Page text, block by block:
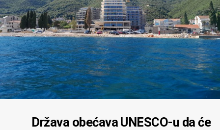
Država obećava UNESCO-u da će